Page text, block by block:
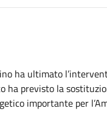
ha ultimato
ha previsto la
importante per